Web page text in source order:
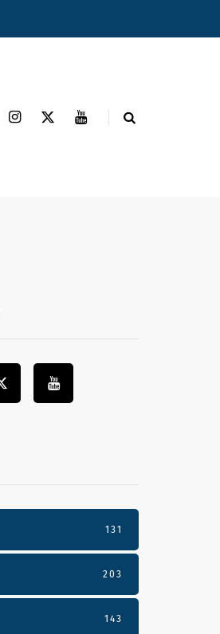
131
203
143